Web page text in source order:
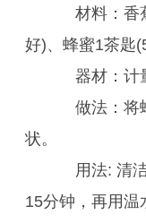
材料：香蕉
好)、蜂蜜1茶匙
器材：计量
做法：将蜂
状。
用法: 清洁
15分钟，再用温